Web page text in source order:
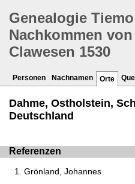
Genealogie
Nachkommen
Clawesen 1530
Personen Nachnamen Orte
Dahme, Ostholstein,
Deutschland
Referenzen
Grönland, Johannes